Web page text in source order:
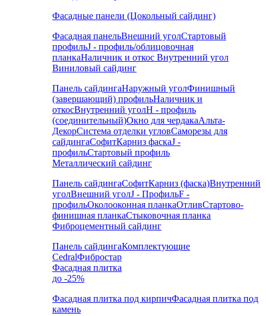
Фасадные панели (Цокольный сайдинг)
Фасадная панельВнешний уголСтартовый
профильJ - профиль/облицовочная
планкаНаличник и откос Внутренний угол
Виниловый сайдинг
Панель сайдингаНаружный уголФинишный
(завершающий) профильНаличник и
откосВнутренний уголH - профиль
(соединительный)Окно для чердакаАльта-
ДекорСистема отделки угловСаморезы для
сайдингаСофитКарниз фаскаJ -
профильСтартовый профиль
Металлический сайдинг
Панель сайдингаСофитКарниз (фаска)Внутренний
уголВнешний уголJ - ПрофильF -
профильОколооконная планкаОтливСтартово-
финишная планкаСтыковочная планка
Фиброцементный сайдинг
Панель сайдингаКомплектующие
CedralФибростар
Фасадная плитка
до -25%
Фасадная плитка под кирпичФасадная плитка под
камень